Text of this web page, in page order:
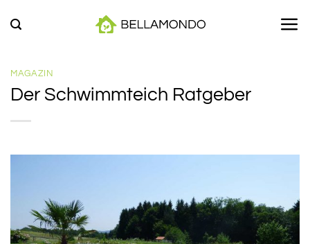
Inhalt
MAGAZIN
Der Schwimmteich Ratgeber